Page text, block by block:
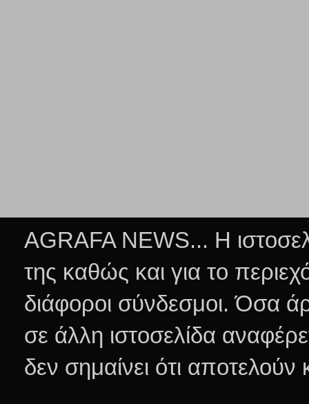
AGRAFA NEWS... Η
της καθώς και για το
διάφοροι σύνδεσμοι.Όσα
σε άλλη ιστοσελίδα
δεν σημαίνει ότι